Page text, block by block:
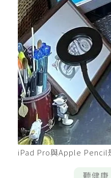
iPad Pro與Apple Pencil